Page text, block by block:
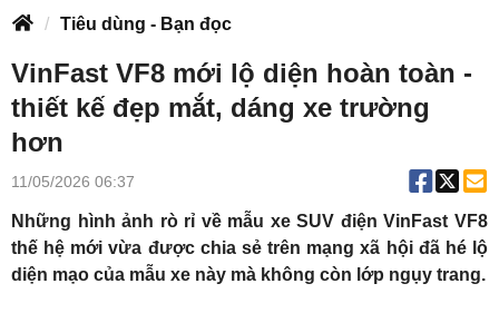
Tiêu dùng - Bạn đọc
VinFast VF8 mới lộ diện hoàn toàn -
thiết kế đẹp mắt, dáng xe trường
hơn
11/05/2026 06:37
Những hình ảnh rò rỉ về mẫu xe SUV điện VinFast VF8
thế hệ mới vừa được chia sẻ trên mạng xã hội đã hé lộ
diện mạo của mẫu xe này mà không còn lớp ngụy trang.